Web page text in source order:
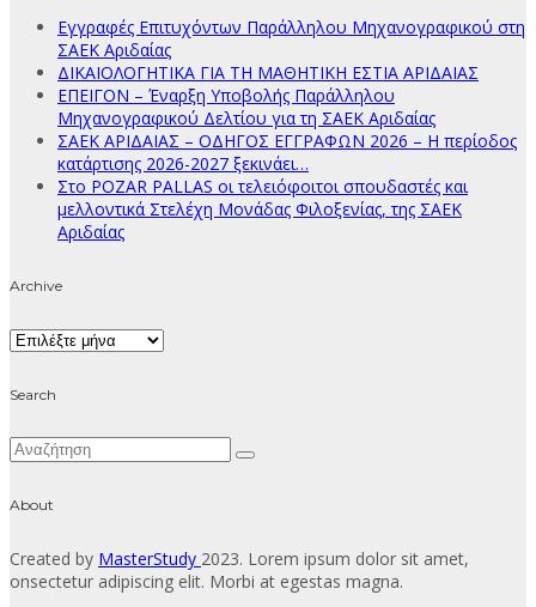
Εγγραφές Επιτυχόντων Παράλληλου Μηχανογραφικού στη
ΣΑΕΚ Αριδαίας
ΔΙΚΑΙΟΛΟΓΗΤΙΚΑ ΓΙΑ ΤΗ ΜΑΘΗΤΙΚΗ ΕΣΤΙΑ ΑΡΙΔΑΙΑΣ
ΕΠΕΙΓΟΝ – Έναρξη Υποβολής Παράλληλου
Μηχανογραφικού Δελτίου για τη ΣΑΕΚ Αριδαίας
ΣΑΕΚ ΑΡΙΔΑΙΑΣ – ΟΔΗΓΟΣ ΕΓΓΡΑΦΩΝ 2026 – Η περίοδος
κατάρτισης 2026-2027 ξεκινάει…
Στο POZAR PALLAS οι τελειόφοιτοι σπουδαστές και
μελλοντικά Στελέχη Μονάδας Φιλοξενίας, της ΣΑΕΚ
Αριδαίας
Archive
Archive
Search
About
Created by MasterStudy 2023. Lorem ipsum dolor sit amet,
onsectetur adipiscing elit. Morbi at egestas magna.